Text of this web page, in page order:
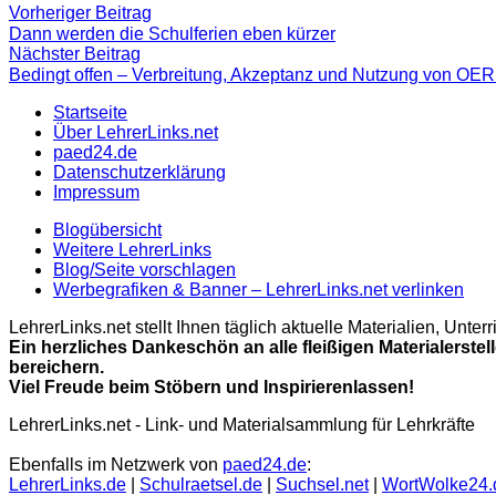
Beitragsnavigation
Vorheriger Beitrag
Beitrag:
Dann werden die Schulferien eben kürzer
Nächster Beitrag
Beitrag
Bedingt offen – Verbreitung, Akzeptanz und Nutzung von
Startseite
Über LehrerLinks.net
paed24.de
Datenschutzerklärung
Impressum
Blogübersicht
Weitere LehrerLinks
Blog/Seite vorschlagen
Werbegrafiken & Banner – LehrerLinks.net verlinken
LehrerLinks.net stellt Ihnen täglich aktuelle Materialien,
Ein herzliches Dankeschön an alle fleißigen
bereichern.
Viel Freude beim Stöbern und Inspirierenlassen!
LehrerLinks.net - Link- und Materialsammlung für Lehrkräfte
Ebenfalls im Netzwerk von paed24.de:
LehrerLinks.de
Schulraetsel.de Suchsel.net|